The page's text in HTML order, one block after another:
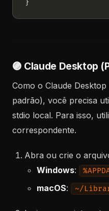
🟣 Claude Desktop
Como o Claude
padrão), você precisa
stdio local. Para isso,
correspondente.
Abra ou crie o
Windows:
macOS: ~/